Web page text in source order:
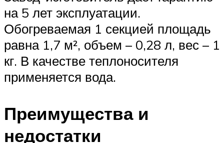
на 5 лет эксплуатации.
Обогреваемая 1 секцией площадь
равна 1,7 м², объем – 0,28 л, вес – 1
кг. В качестве теплоносителя
применяется вода.
Преимущества и
недостатки